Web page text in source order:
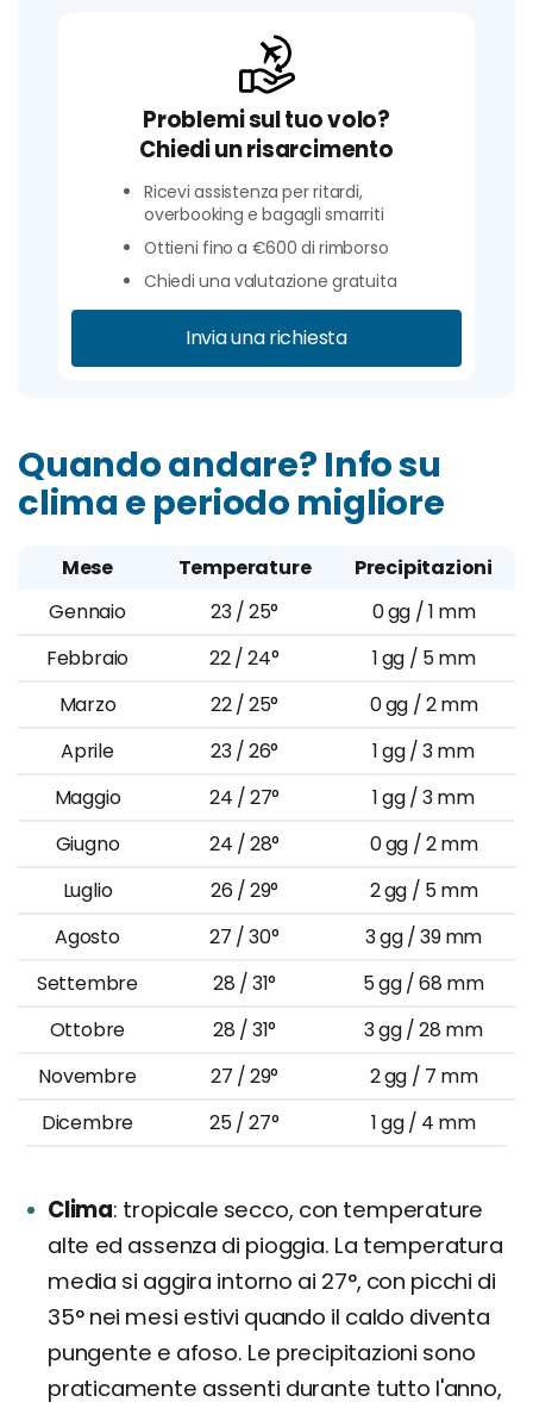
Problemi sul tuo volo?
Chiedi un risarcimento
Ricevi assistenza per ritardi,
overbooking e bagagli smarriti
Ottieni fino a €600 di rimborso
Chiedi una valutazione gratuita
Invia una richiesta
Quando andare? Info su
clima e periodo migliore
Mese Temperature
Precipitazioni
Gennaio
23 / 25°
0 gg / 1 mm
Febbraio
22 / 24°
1 gg / 5 mm
Marzo
22 / 25°
0 gg / 2 mm
Aprile
23 / 26°
1 gg / 3 mm
Maggio
24 / 27°
1 gg / 3 mm
Giugno
24 / 28°
0 gg / 2 mm
Luglio
26 / 29°
2 gg / 5 mm
Agosto
27 / 30°
3 gg / 39 mm
Settembre
28 / 31°
5 gg / 68 mm
Ottobre
28 / 31°
3 gg / 28 mm
Novembre
27 / 29°
2 gg / 7 mm
Dicembre
25 / 27° 1 gg / 4 mm
Clima tropicale secco, con temperature
alte ed assenza di pioggia. La temperatura
media si aggira intorno ai 27°, con picchi di
35° nei mesi estivi quando il caldo diventa
pungente e afoso. Le precipitazioni sono
praticamente assenti durante tutto l'anno,